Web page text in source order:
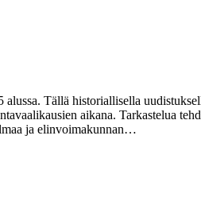
Tällä historiallisella
aikana. Tarkastelua
ja elinvoimakunnan…